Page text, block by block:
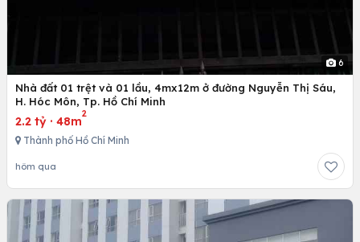
6
Nhà đất 01 trệt và 01 lầu, 4mx12m ở đường Nguyễn Thị Sáu,
H. Hóc Môn, Tp. Hồ Chí Minh
2.2 tỷ · 48m
2
Thành phố Hồ Chí Minh
hôm qua